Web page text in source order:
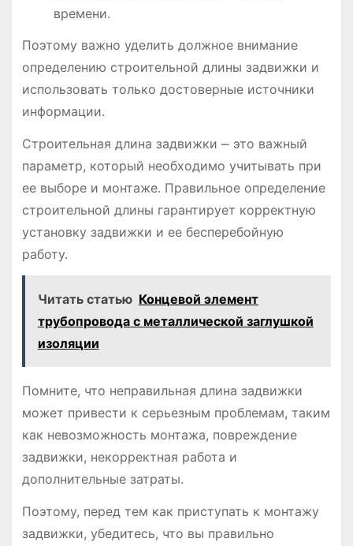
времени.
Поэтому важно уделить должное внимание
определению строительной длины задвижки и
использовать только достоверные источники
информации.
Строительная длина задвижки ⎼ это важный
параметр, который необходимо учитывать при
ее выборе и монтаже. Правильное определение
строительной длины гарантирует корректную
установку задвижки и ее бесперебойную
работу.
Читать статью Концевой элемент
трубопровода с металлической заглушкой
изоляции
Помните, что неправильная длина задвижки
может привести к серьезным проблемам, таким
как невозможность монтажа, повреждение
задвижки, некорректная работа и
дополнительные затраты.
Поэтому, перед тем как приступать к монтажу
задвижки, убедитесь, что вы правильно